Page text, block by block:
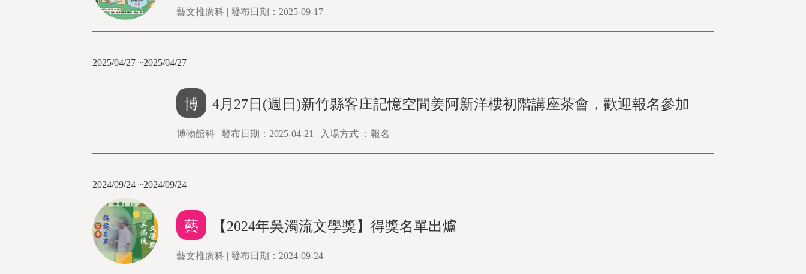
藝文推廣科 | 發布日期：2025-09-17
2025/04/27 ~2025/04/27
博 4月27日(週日)新竹縣客庄記憶空間姜阿新洋樓初階講座茶會，歡迎報名參加
博物館科 | 發布日期：2025-04-21 | 入場方式 ：報名
2024/09/24 ~2024/09/24
藝 【2024年吳濁流文學獎】得獎名單出爐
藝文推廣科 | 發布日期：2024-09-24